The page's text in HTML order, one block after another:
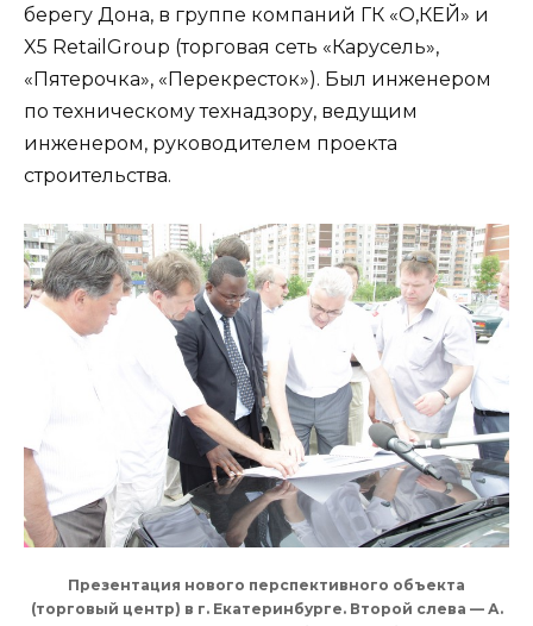
берегу Дона, в группе компаний ГК «О,КЕЙ» и
X5 RetailGroup (торговая сеть «Карусель»,
«Пятерочка», «Перекресток»). Был инженером
по техническому технадзору, ведущим
инженером, руководителем проекта
строительства.
Презентация нового перспективного объекта
(торговый центр) в г. Екатеринбурге. Второй слева — А.